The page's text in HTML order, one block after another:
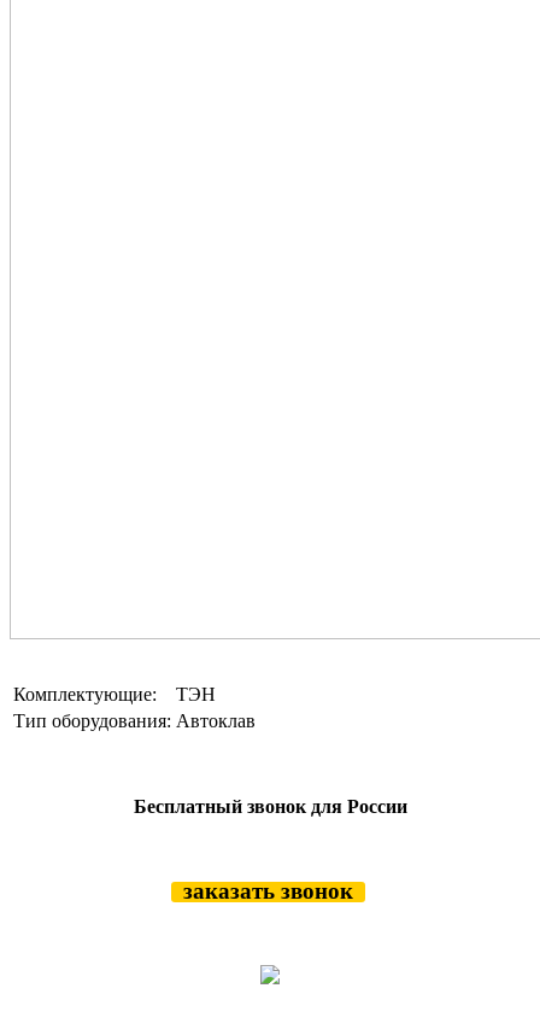
Комплектующие:
ТЭН
Тип оборудования: Автоклав
Бесплатный звонок для России
заказать звонок